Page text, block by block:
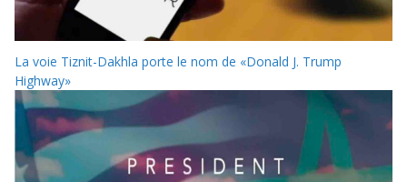
La voie Tiznit-Dakhla porte le nom de «Donald J. Trump
Highway»